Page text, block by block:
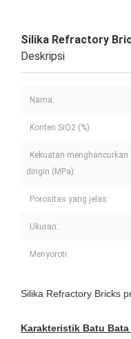
Silika Refractory
Deskripsi
Nama:
Konten SiO2 (%):
Kekuatan menghancurkan
dingin (MPa):
Porositas yang jelas:
Ukuran:
Menyoroti:
Silika Refractory Bricks
Karakteristik Batu